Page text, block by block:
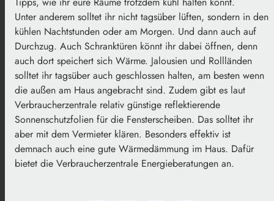
Unter anderem solltet ihr nicht tagsüber lüften, sondern in den
kühlen Nachtstunden oder am Morgen. Und dann auch auf
Durchzug. Auch Schranktüren könnt ihr dabei öffnen, denn
auch dort speichert sich Wärme. Jalousien und Rollländen
solltet ihr tagsüber auch geschlossen halten, am besten wenn
die außen am Haus angebracht sind. Zudem gibt es laut
Verbraucherzentrale relativ günstige reflektierende
Sonnenschutzfolien für die Fensterscheiben. Das solltet ihr
aber mit dem Vermieter klären. Besonders effektiv ist
demnach auch eine gute Wärmedämmung im Haus. Dafür
bietet die Verbraucherzentrale Energieberatungen an.